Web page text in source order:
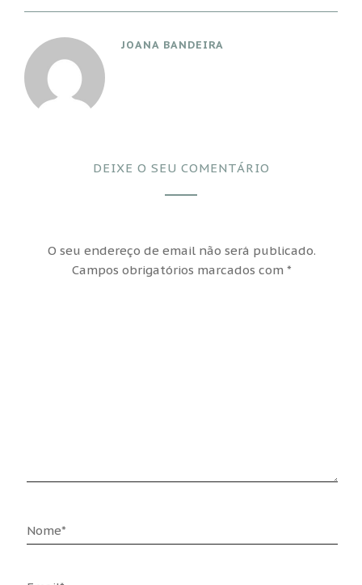
JOANA BANDEIRA
DEIXE O SEU COMENTÁRIO
O seu endereço de email não será publicado.
Campos obrigatórios marcados com*